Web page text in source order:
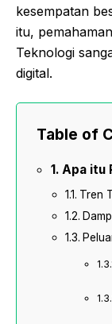
kesempatan
itu,
Teknologi
digital.
Table of
Apa itu
Tren